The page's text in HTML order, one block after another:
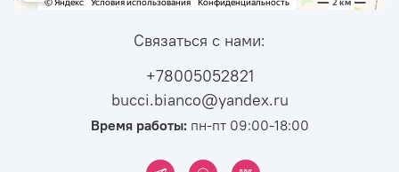
Связаться с нами:
+78005052821
bucci.bianco@yandex.ru
Время работы:пн-пт 09:00-18:00